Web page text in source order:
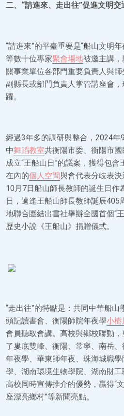
二、“請進來、走出往”促進文明交
“請進來”的平臺重要是“船山文明
等數十位專家聚會場地被邀主講
關事業單位各部門重要負責人與
副縣長或部門負責人掌管講座會，
躍。
經過3年多的調研與整合，2024年
中舞蹈教室共衡陽市委、衡陽市
成立“王船山日”的議案，獲得包
在內的個人空間與會代表分歧表
10月7日船山師長教師的誕生日作
日，適逢王船山師長教師誕辰405
地聯合團結出書社舉辦全國首個“
歷史小說《王船山》捐贈儀式。
“走出往”的特點是：共同中華船
頭記讀書會、衡陽師院年夜學小樹
會員聽取會講。高校與鄉校聯動
了婁底雙峰、衡陽、常寧、南岳
年夜學、華東師年夜、珠海城職
學、湖南環境生物學院、湖南財
高校同時宣傳推介的優勢，贏得“
座漂亮鄉村”等新聞亮點。